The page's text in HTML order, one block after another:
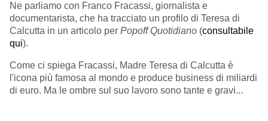
Ne parliamo con Franco Fracassi, giornalista e
documentarista, che ha tracciato un profilo di Teresa di
Calcutta in un articolo per Popoff Quotidiano (consultabile
qui).
Come ci spiega Fracassi, Madre Teresa di Calcutta è
l'icona più famosa al mondo e produce business di miliardi
di euro. Ma le ombre sul suo lavoro sono tante e gravi...